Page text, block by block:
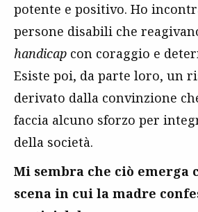
potente e positivo. Ho
persone disabili che
handicap con coraggio e
Esiste poi, da parte loro, un
derivato dalla convinzione
faccia alcuno sforzo per
della società.
Mi sembra che ciò emerga
scena in cui la madre